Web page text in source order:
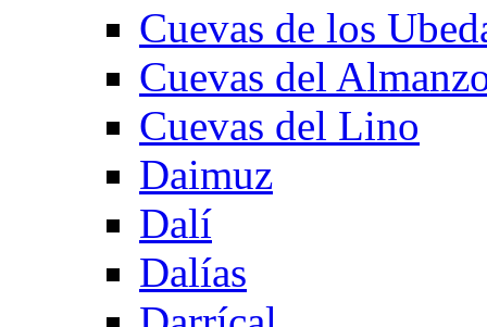
Cuevas de los
Cuevas del
Cuevas del Lino
Daimuz
Dalí
Dalías